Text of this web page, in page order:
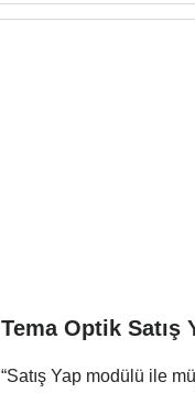
Tema Optik Satış
“Satış Yap modülü ile